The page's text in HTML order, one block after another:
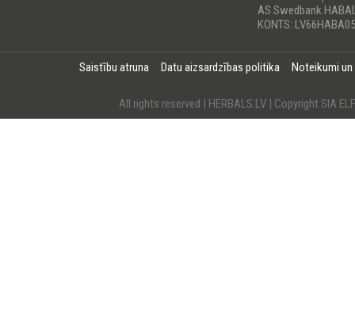
AS Swedbank
KONTS:
Saistību atruna Datu aizsardzības politika Noteikumi
All rights reserved | HERBALS.LV | Copyright SIA